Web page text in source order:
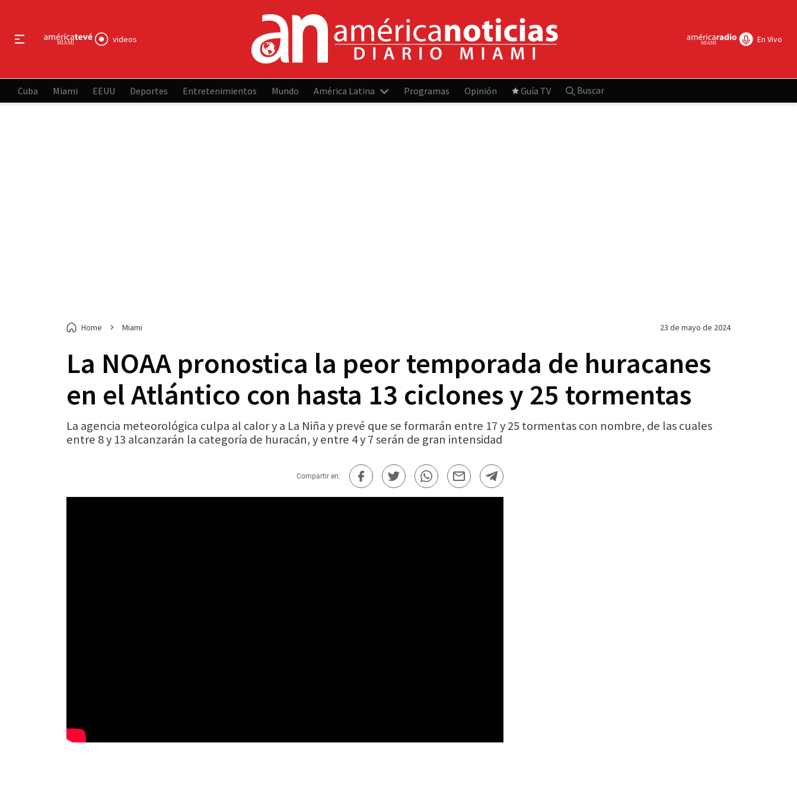
videos En Vivo
Cuba Miami EEUU Deportes Entretenimientos Mundo América Latina Programas Opinión Guía TV Buscar
Home Miami 23 de mayo de 2024
La NOAA pronostica la peor temporada de huracanes
en el Atlántico con hasta 13 ciclones y 25 tormentas
La agencia meteorológica culpa al calor y a La Niña y prevé que se formarán entre 17 y 25 tormentas con nombre, de las cuales
entre 8 y 13 alcanzarán la categoría de huracán, y entre 4 y 7 serán de gran intensidad
Compartir en: